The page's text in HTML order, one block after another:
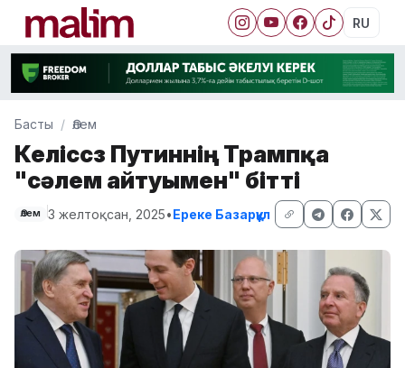
RU
Басты Әлем
Келіссөз Путиннің Трампқа
"сәлем айтуымен" бітті
Әлем 3 желтоқсан, 2025•Ереке Базарқұл